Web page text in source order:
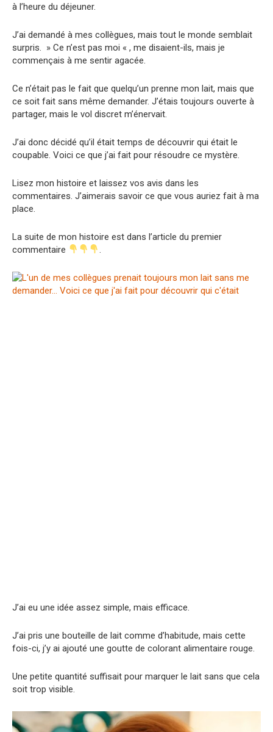
à l’heure du déjeuner.
J’ai demandé à mes collègues, mais tout le monde semblait
surpris. » Ce n’est pas moi « , me disaient-ils, mais je
commençais à me sentir agacée.
Ce n’était pas le fait que quelqu’un prenne mon lait, mais que
ce soit fait sans même demander. J’étais toujours ouverte à
partager, mais le vol discret m’énervait.
J’ai donc décidé qu’il était temps de découvrir qui était le
coupable. Voici ce que j’ai fait pour résoudre ce mystère.
Lisez mon histoire et laissez vos avis dans les
commentaires. J’aimerais savoir ce que vous auriez fait à ma
place.
La suite de mon histoire est dans l’article du premier
commentaire
.
J’ai eu une idée assez simple, mais efficace.
J’ai pris une bouteille de lait comme d’habitude, mais cette
fois-ci, j’y ai ajouté une goutte de colorant alimentaire rouge.
Une petite quantité suffisait pour marquer le lait sans que cela
soit trop visible.